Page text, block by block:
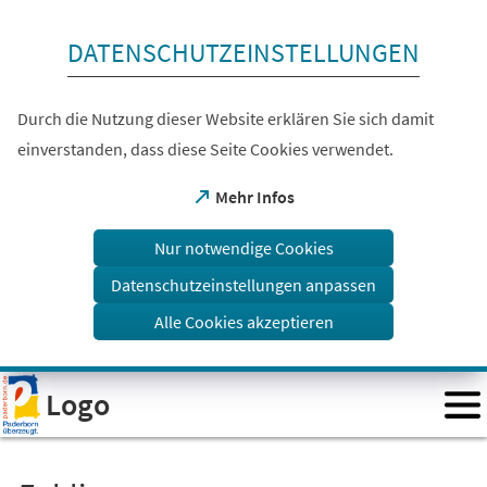
Visuelle
Assistenzsoftware
öffnen.
DATENSCHUTZEINSTELLUNGEN
Durch die Nutzung dieser Website erklären Sie sich damit
einverstanden, dass diese Seite Cookies verwendet.
Mehr Infos
(Öffnet
einem
Tab)
Nur notwendige Cookies
Datenschutzeinstellungen anpassen
Alle Cookies akzeptieren
Logo